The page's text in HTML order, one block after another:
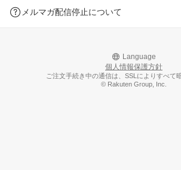
メルマガ配信停止について
Language
個人情報保護方針
ご注文手続き中の通信は、SSLによりすべて
© Rakuten Group, Inc.